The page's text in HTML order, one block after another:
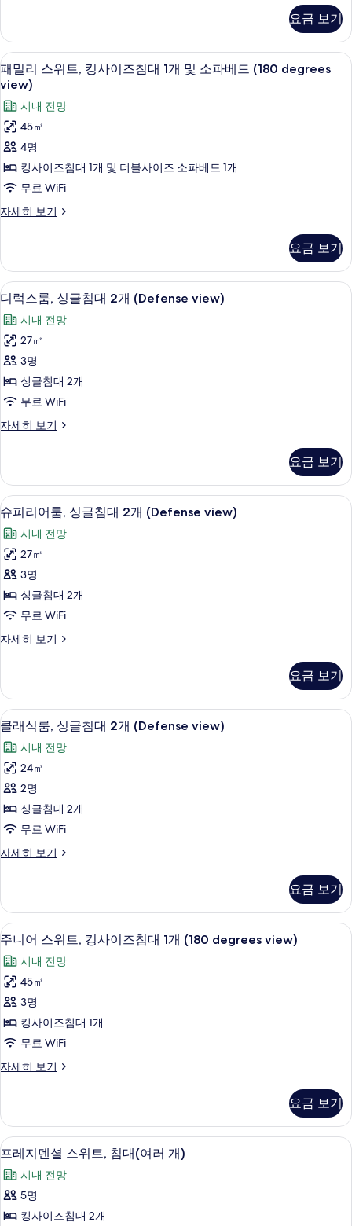
기
기
대
개
(Defense
view)
사
진
모
두
보
킹
사
이
즈
대
개
(Defense
view)
세
히
보
요금 보기
패
밀
리
스
위
트,
킹
사
침
대
1
개
및
소
파
베
드
view)
사
진
모
두
보
기
12
패밀리 스위트, 킹사이즈침대 1개 및 소파베드 (180 degrees
view)
시내 전망
45㎡
4명
킹사이즈침대 1개 및 더블사이즈 소파베드 1개
무료 WiFi
자세히 보기
패
위
트,
킹
사
이
즈
침
대
개
및
소
(180
degrees
view)
자
세
히
보
기
요금 보기
디
럭
스
룸,
싱
글
대
개
(Defense
view)
사
진
모
두
보
기
디럭스룸, 싱글침대 2개 (Defense
6
디럭스룸, 싱글침대 2개 (Defense view)
시내 전망
27㎡
3명
싱글침대 2개
무료 WiFi
자세히 보기
디
싱
글
침
대
2
개
(Defense
view)
자
세
히
보
요금 보기
슈
피
리
어
룸,
싱
침
2
개
(Defense
view)
사
진
모
두
보
슈피리어룸, 싱글침대 2개 (Defense
6
슈피리어룸, 싱글침대 2개 (Defense view)
시내 전망
27㎡
3명
싱글침대 2개
무료 WiFi
자세히 보기
슈
룸,
싱
글
대
2
개
(Defense
view)
자
세
히
요금 보기
클
래
식
룸,
싱
글
대
개
(Defense
view)
사
진
모
두
보
기
고급 침구, 객실 내 금고, 책상, 암막 커튼
5
클래식룸, 싱글침대 2개 (Defense view)
시내 전망
24㎡
2명
싱글침대 2개
무료 WiFi
자세히 보기
클
싱
글
침
대
2
개
(Defense
view)
자
세
히
보
요금 보기
주
니
어
스
위
트,
사
즈
침
대
1
개
(180
고급 침구, 객실 내 금고, 책상, 암막 커튼
7
주니어 스위트, 킹사이즈침대 1개 (180 degrees view)
시내 전망
45㎡
3명
킹사이즈침대 1개
무료 WiFi
자세히 보기
주
위
트,
킹
이
즈
대
요금 보기
프
레
지
덴
프레지덴셜 스위트, 침대(여러 개) | 고
8
프레지덴셜 스위트, 침대(여러 개)
시내 전망
5명
킹사이즈침대 2개